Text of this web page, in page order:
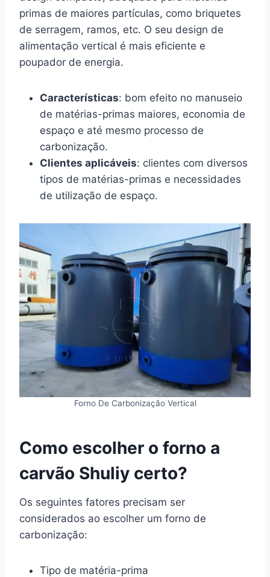
primas de maiores partículas, como briquetes
de serragem, ramos, etc. O seu design de
alimentação vertical é mais eficiente e
poupador de energia.
Características: bom efeito no manuseio
de matérias-primas maiores, economia de
espaço e até mesmo processo de
carbonização.
Clientes aplicáveis: clientes com diversos
tipos de matérias-primas e necessidades
de utilização de espaço.
Forno De Carbonização Vertical
Como escolher o forno a
carvão Shuliy certo?
Os seguintes fatores precisam ser
considerados ao escolher um forno de
carbonização:
Tipo de matéria-prima